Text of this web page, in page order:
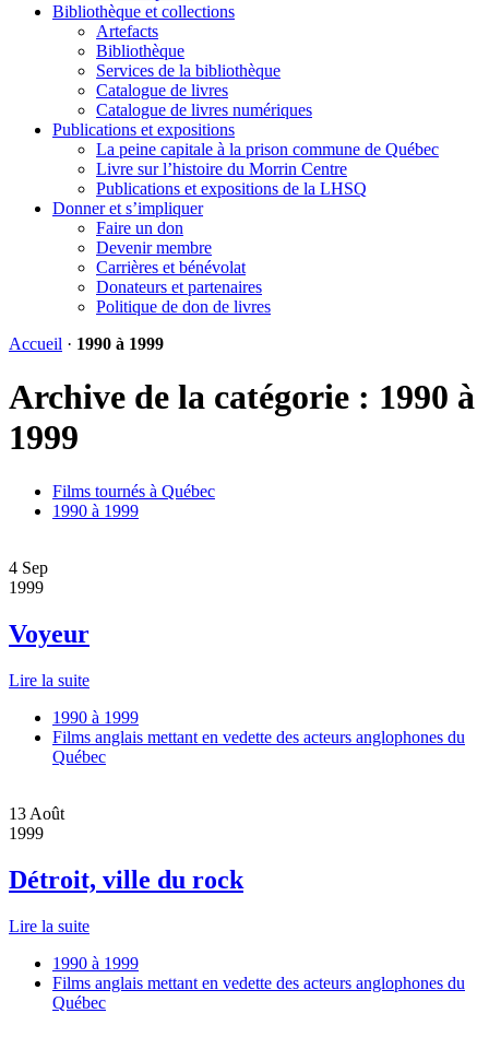
Bibliothèque et collections
Artefacts
Bibliothèque
Services de la bibliothèque
Catalogue de livres
Catalogue de livres numériques
Publications et expositions
La peine capitale à la prison commune de Québec
Livre sur l’histoire du Morrin Centre
Publications et expositions de la LHSQ
Donner et s’impliquer
Faire un don
Devenir membre
Carrières et bénévolat
Donateurs et partenaires
Politique de don de livres
Accueil · 1990 à 1999
Archive de la catégorie : 1990 à
1999
Films tournés à Québec
1990 à 1999
4 Sep
1999
Voyeur
Lire la suite
1990 à 1999
Films anglais mettant en vedette des acteurs anglophones du
Québec
13 Août
1999
Détroit, ville du rock
Lire la suite
1990 à 1999
Films anglais mettant en vedette des acteurs anglophones du
Québec